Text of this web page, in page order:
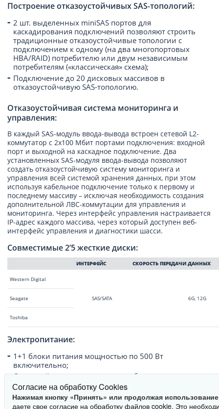
Построение отказоустойчивых SAS-топологий:
2 шт. выделенных miniSAS портов для
каскадирования подключений позволяют строить
традиционные отказоустойчивые топологии с
подключением к одному (на два многопортовых
HBA/RAID) потребителю или двум независимым
потребителям («классическая» схема);
Подключение до 20 дисковых массивов в
отказоустойчивую SAS-топологию.
Отказоустойчивая система мониторинга и
управления:
В каждый SAS-модуль ввода-вывода встроен сетевой L2-
коммутатор с 2х100 Мбит портами подключения: входной
порт и выходной на каскадное подключение. Два
установленных SAS-модуля ввода-вывода позволяют
создать отказоустойчивую систему мониторинга и
управления всей системой хранения данных, при этом
используя кабельное подключение только к первому и
последнему массиву – исключая необходимость создания
дополнительной ЛВС-коммутации для управления и
мониторинга. Через интерфейс управления настраивается
IP-адрес каждого массива, через который доступен веб-
интерфейс управления и диагностики шасси.
Совместимые 2’5 жесткие диски:
ИНТЕРФЕЙС СКОРОСТЬ ПЕРЕДАЧИ ДАННЫХ
Western Digital
SAS/SATA 6G, 12G
Seagate
Toshiba
Электропитание:
1+1 блоки питания мощностью по 500 Вт
включительно;
Дисковый массив комплектуется блоком питания
220В или 48В по желанию Заказчика.
Удобство обслуживания и эксплуатации:
Согласие на обработку Cookies
Нажимая кнопку «Принять» или продолжая
даете свое согласие на обработку файлов cookie. Это